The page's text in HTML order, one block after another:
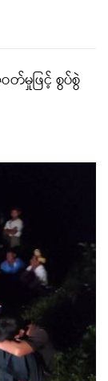
မှုဖြင့် စွပ်စွဲ